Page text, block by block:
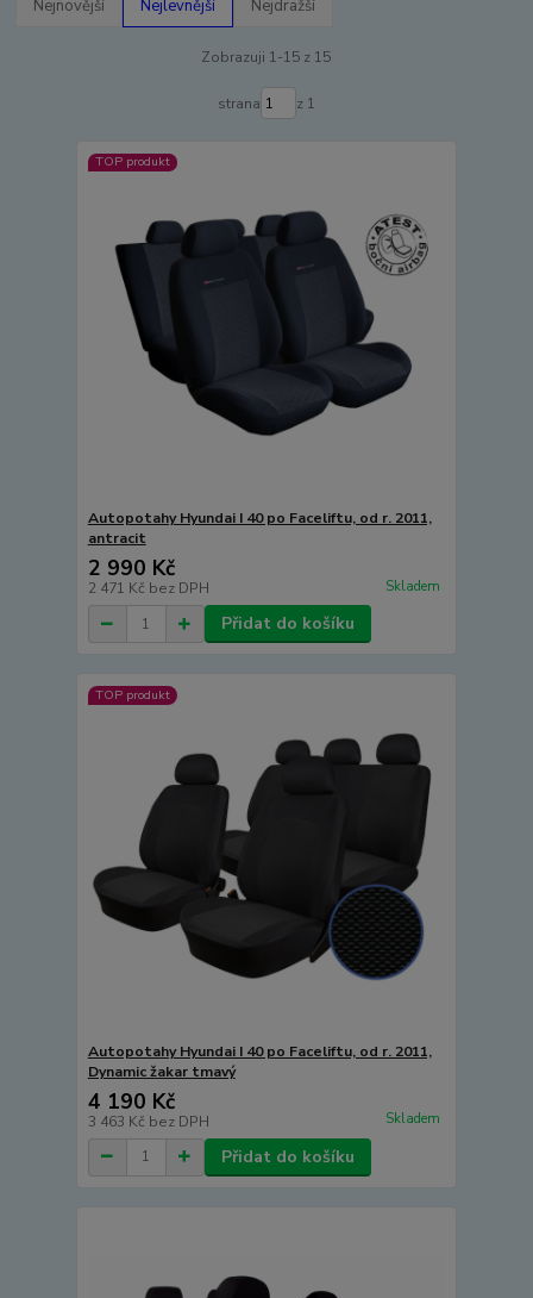
Nejnovější Nejlevnější Nejdražší
Zobrazuji 1-15 z 15
strana z 1
TOP produkt
Autopotahy Hyundai I 40 po Faceliftu, od r. 2011,
antracit
2 990 Kč
2 471 Kč bez DPH Skladem
Přidat do košíku
TOP produkt
Autopotahy Hyundai I 40 po Faceliftu, od r. 2011,
Dynamic žakar tmavý
4 190 Kč
3 463 Kč bez DPH Skladem
Přidat do košíku